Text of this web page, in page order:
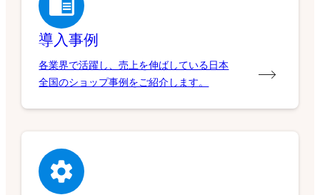
導入事例
各業界で活躍し、売上を伸ばしている日本
全国のショップ事例をご紹介します。